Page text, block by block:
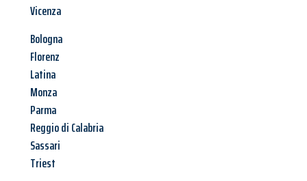
Vicenza
Bologna
Florenz
Latina
Monza
Parma
Reggio di Calabria
Sassari
Triest